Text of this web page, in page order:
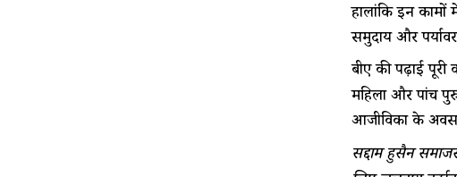
हालांकि इन
समुदाय और
बीए की पढ़ाई
महिला और पांच
आजीविका के
सद्दाम हुसैन